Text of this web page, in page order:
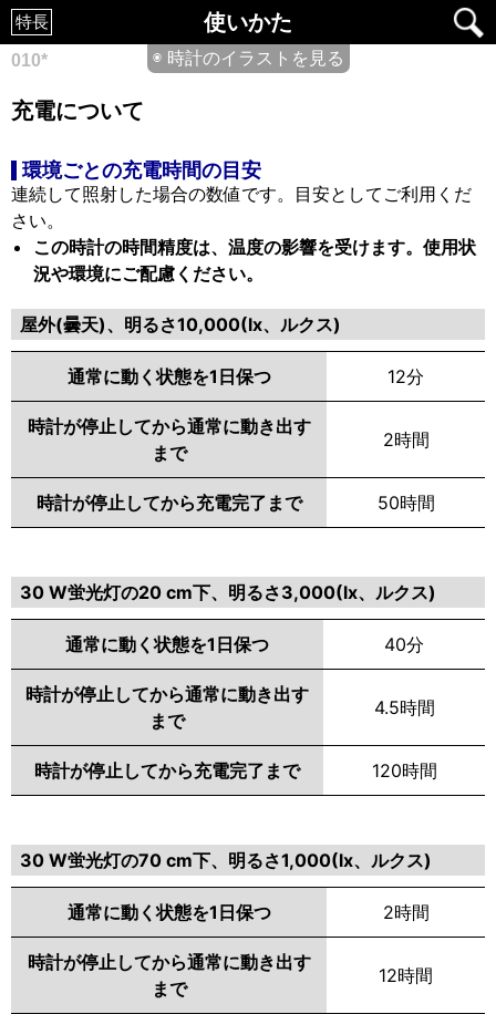
使いかた
特長
◉ 時計のイラストを見る
☒ 閉じる
010*
充電について
環境ごとの充電時間の目安
連続して照射した場合の数値です。目安としてご利用くだ
さい。
この時計の時間精度は、温度の影響を受けます。使用状
況や環境にご配慮ください。
屋外(曇天)、明るさ10,000(lx、ルクス)
通常に動く状態を1日保つ 12分
時計が停止してから通常に動き出す
まで
2時間
時計が停止してから充電完了まで 50時間
30 W蛍光灯の20 cm下、明るさ3,000(lx、ルクス)
通常に動く状態を1日保つ 40分
時計が停止してから通常に動き出す
まで
4.5時間
時計が停止してから充電完了まで 120時間
30 W蛍光灯の70 cm下、明るさ1,000(lx、ルクス)
通常に動く状態を1日保つ 2時間
時計が停止してから通常に動き出す
まで
12時間